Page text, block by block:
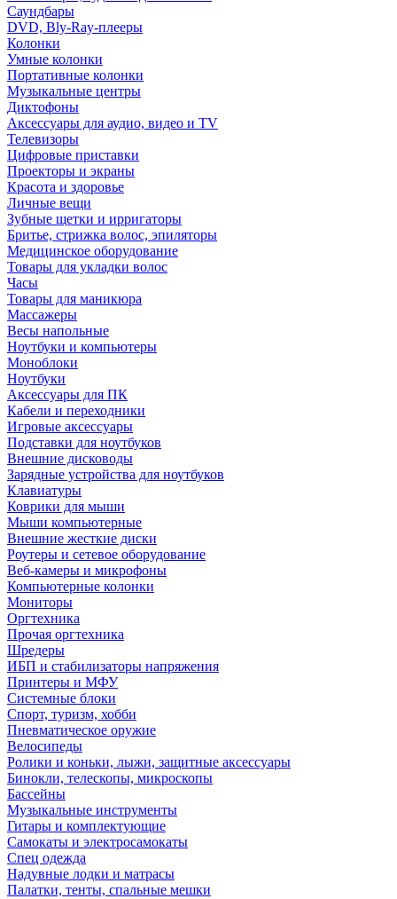
Саундбары
DVD, Bly-Ray-плееры
Колонки
Умные колонки
Портативные колонки
Музыкальные центры
Диктофоны
Аксессуары для аудио, видео и TV
Телевизоры
Цифровые приставки
Проекторы и экраны
Красота и здоровье
Личные вещи
Зубные щетки и ирригаторы
Бритье, стрижка волос, эпиляторы
Медицинское оборудование
Товары для укладки волос
Часы
Товары для маникюра
Массажеры
Весы напольные
Ноутбуки и компьютеры
Моноблоки
Ноутбуки
Аксессуары для ПК
Кабели и переходники
Игровые аксессуары
Подставки для ноутбуков
Внешние дисководы
Зарядные устройства для ноутбуков
Клавиатуры
Коврики для мыши
Мыши компьютерные
Внешние жесткие диски
Роутеры и сетевое оборудование
Веб-камеры и микрофоны
Компьютерные колонки
Мониторы
Оргтехника
Прочая оргтехника
Шредеры
ИБП и стабилизаторы напряжения
Принтеры и МФУ
Системные блоки
Спорт, туризм, хобби
Пневматическое оружие
Велосипеды
Ролики и коньки, лыжи, защитные аксессуары
Бинокли, телескопы, микроскопы
Бассейны
Музыкальные инструменты
Гитары и комплектующие
Самокаты и электросамокаты
Спец одежда
Надувные лодки и матрасы
Палатки, тенты, спальные мешки